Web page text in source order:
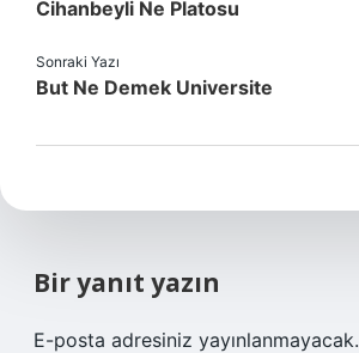
Cihanbeyli Ne Platosu
Sonraki Yazı
But Ne Demek Universite
Bir yanıt yazın
E-posta adresiniz yayınlanmayacak.